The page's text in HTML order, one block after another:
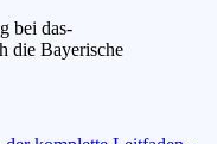
bei das-
die Bayerische